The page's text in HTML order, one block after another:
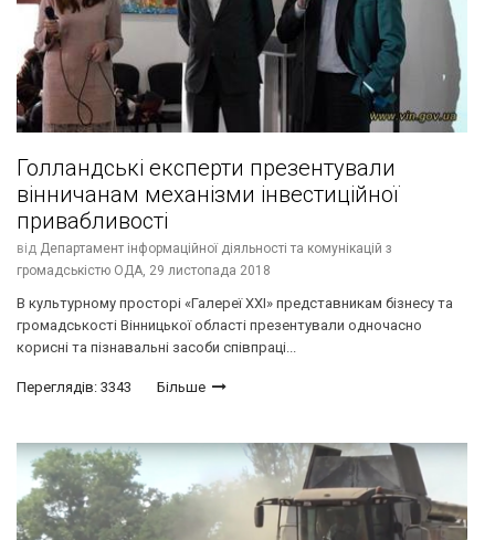
Голландські експерти презентували
вінничанам механізми інвестиційної
привабливості
від Департамент інформаційної діяльності та комунікацій з
громадськістю ОДА, 29 листопада 2018
В культурному просторі «Галереї ХХІ» представникам бізнесу та
громадськості Вінницької області презентували одночасно
корисні та пізнавальні засоби співпраці...
Переглядів: 3343 Більше